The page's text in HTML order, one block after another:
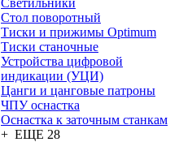
Светильники
Стол поворотный
Тиски и прижимы Optimum
Тиски станочные
Устройства цифровой
индикации (УЦИ)
Цанги и цанговые патроны
ЧПУ оснастка
Оснастка к заточным станкам
+ ЕЩЕ 28